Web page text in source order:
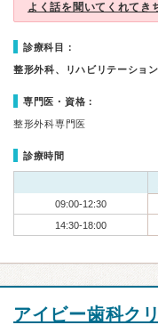
よく話を聞いてくれてき
診療科目：
整形外科、リハビリテーショ
専門医・資格：
整形外科専門医
診療時間
09:00-12:30
14:30-18:00
アイビー歯科ク